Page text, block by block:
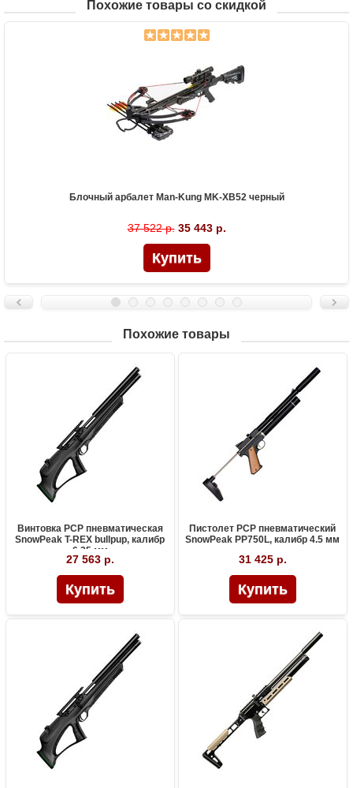
Похожие товары со скидкой
Блочный арбалет Man-Kung MK-XB52 черный
37 522 р. 35 443 р.
Похожие товары
Винтовка PCP пневматическая
SnowPeak T-REX bullpup, калибр
6.35 мм
27 563 р.
Пистолет PCP пневматический
SnowPeak PP750L, калибр 4.5 мм
31 425 р.